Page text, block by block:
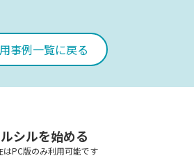
事例一覧に戻る
シルを始める
PC版のみ利用可能です